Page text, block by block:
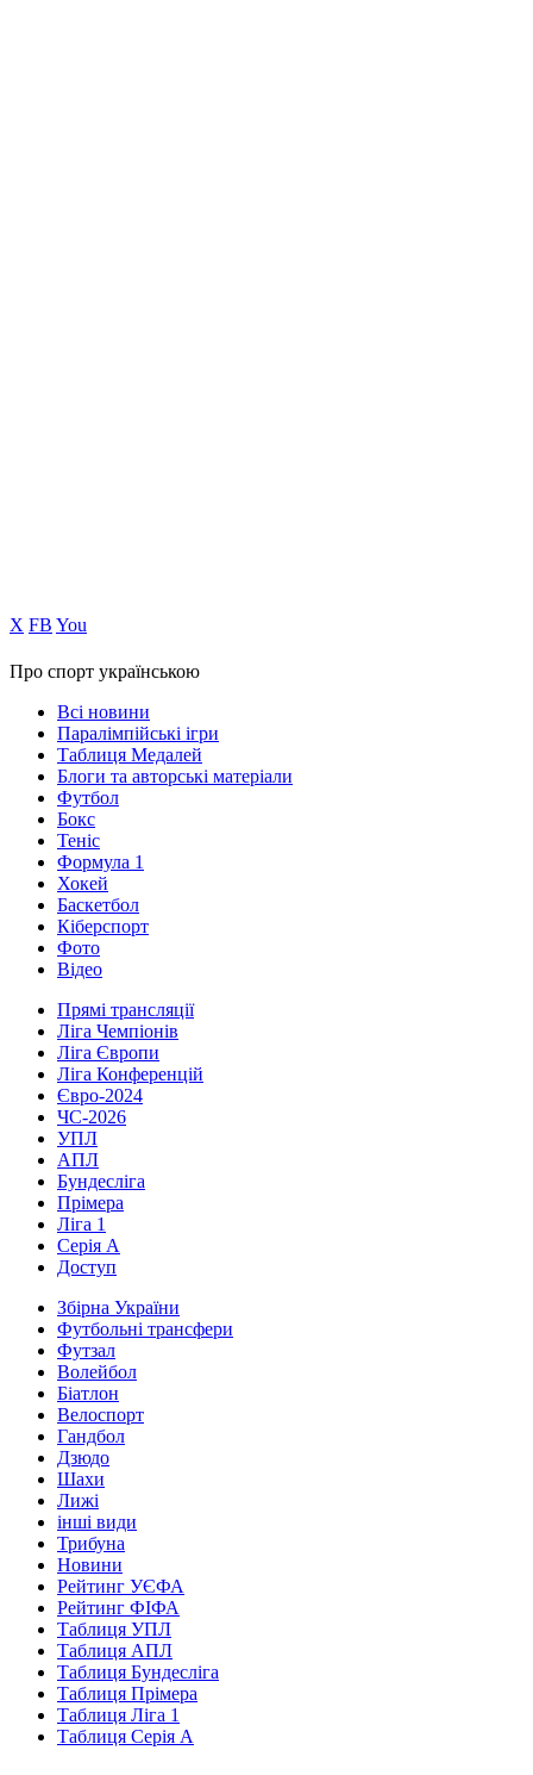
Х FB You
Про спорт українською
Всі новини
Паралімпійські ігри
Таблиця Медалей
Блоги та авторські матеріали
Футбол
Бокс
Теніс
Формула 1
Хокей
Баскетбол
Кіберспорт
Фото
Відео
Прямі трансляції
Ліга Чемпіонів
Ліга Європи
Ліга Конференцій
Євро-2024
ЧС-2026
УПЛ
АПЛ
Бундесліга
Прімера
Ліга 1
Серія А
Доступ
Збірна України
Футбольні трансфери
Футзал
Волейбол
Біатлон
Велоспорт
Гандбол
Дзюдо
Шахи
Лижі
інші види
Трибуна
Новини
Рейтинг УЄФА
Рейтинг ФІФА
Таблиця УПЛ
Таблиця АПЛ
Таблиця Бундесліга
Таблиця Прімера
Таблиця Ліга 1
Таблиця Серія А